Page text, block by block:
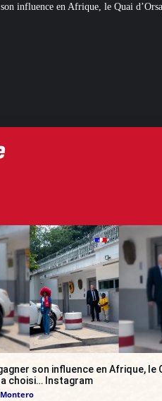
Quai d’Orsay a choisi… Instagram
son influence en Afrique, le
a choisi… Instagram